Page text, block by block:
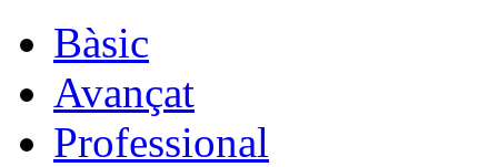
Bàsic
Avançat
Professional